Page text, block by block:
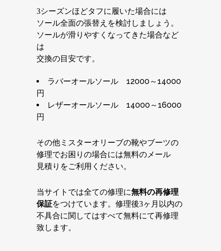
3シーズンほどタフに履いた場合には
ソール全面の張替えを検討しましょう。
ソールが滑りやすくなってきた場合など
は
交換の目安です。
ラバーオールソール 12000～14000
円
レザーオールソール 14000～16000
円
その他ミスターオリーブの靴やブーツの
修理でお困りの場合には無料のメール
見積りをご利用ください。
当サイトでは全ての修理に無料の再修理
保証をつけています。修理後3ヶ月以内の
不具合に関してはすべて無料にて再修理
致します。